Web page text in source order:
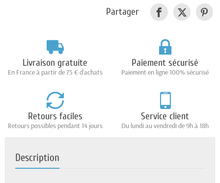
Partager
Livraison gratuite
En France à partir de 75 € d'achats
Paiement sécurisé
Paiement en ligne 100% sécurisé
Retours faciles
Retours possibles pendant 14 jours
Service client
Du lundi au vendredi de 9h à 18h
Description